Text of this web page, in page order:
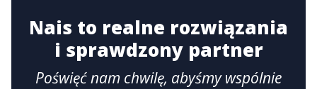
Nais to realne rozwiązania
i sprawdzony partner
Poświęć nam chwilę, abyśmy wspólnie